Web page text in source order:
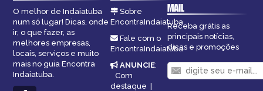
O melhor de Indaiatuba
num só lugar! Dicas, onde
ir, o que fazer, as
melhores empresas,
locais, serviços e muito
mais no guia Encontra
Indaiatuba.
Sobre
EncontraIndaiatuba
Fale com o
EncontraIndaiatuba
ANUNCIE:
Com
destaque |
MAIL
Receba grátis as
principais notícias,
dicas e promoções